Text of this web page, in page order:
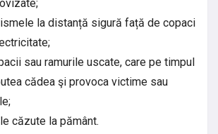
la distanță sigură față de copaci
sau ramurile uscate, care pe timpul
cădea şi provoca victime sau
căzute la pământ.